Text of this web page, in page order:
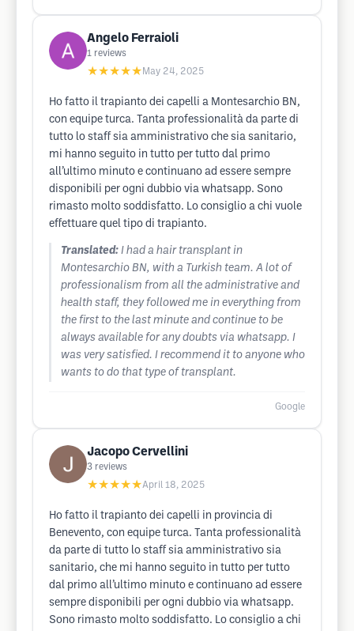
Angelo Ferraioli
1 reviews
★★★★★ May 24, 2025
Ho fatto il trapianto dei capelli a Montesarchio BN,
con equipe turca. Tanta professionalità da parte di
tutto lo staff sia amministrativo che sia sanitario,
mi hanno seguito in tutto per tutto dal primo
all’ultimo minuto e continuano ad essere sempre
disponibili per ogni dubbio via whatsapp. Sono
rimasto molto soddisfatto. Lo consiglio a chi vuole
effettuare quel tipo di trapianto.
Translated: I had a hair transplant in
Montesarchio BN, with a Turkish team. A lot of
professionalism from all the administrative and
health staff, they followed me in everything from
the first to the last minute and continue to be
always available for any doubts via whatsapp. I
was very satisfied. I recommend it to anyone who
wants to do that type of transplant.
Google
Jacopo Cervellini
3 reviews
★★★★★April 18, 2025
Ho fatto il trapianto dei capelli in provincia di
Benevento, con equipe turca. Tanta professionalità
da parte di tutto lo staff sia amministrativo sia
sanitario, che mi hanno seguito in tutto per tutto
dal primo all’ultimo minuto e continuano ad essere
sempre disponibili per ogni dubbio via whatsapp.
Sono rimasto molto soddisfatto. Lo consiglio a chi